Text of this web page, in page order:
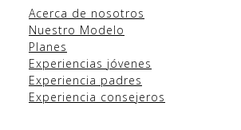
Acerca de nosotros
Nuestro Modelo
Planes
Experiencias jóvenes
Experiencia padres
Experiencia consejeros